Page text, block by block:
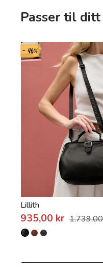
Passer til
- 46%
Lillith
935,00 kr